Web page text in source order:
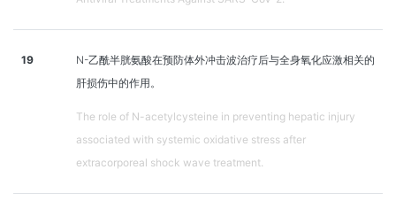
19
N-乙酰半胱氨酸在预防体外冲击波治疗后与全身氧化应激相关的
肝损伤中的作用。
The role of N-acetylcysteine in preventing hepatic injury
associated with systemic oxidative stress after
extracorporeal shock wave treatment.